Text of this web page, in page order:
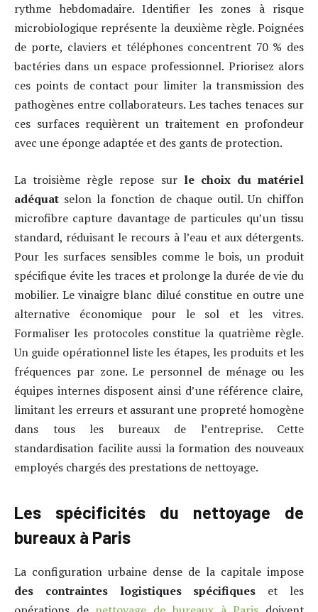
rythme hebdomadaire. Identifier les zones à risque
microbiologique représente la deuxième règle. Poignées
de porte, claviers et téléphones concentrent 70 % des
bactéries dans un espace professionnel. Priorisez alors
ces points de contact pour limiter la transmission des
pathogènes entre collaborateurs. Les taches tenaces sur
ces surfaces requièrent un traitement en profondeur
avec une éponge adaptée et des gants de protection.
La troisième règle repose sur le choix du matériel
adéquat selon la fonction de chaque outil. Un chiffon
microfibre capture davantage de particules qu’un tissu
standard, réduisant le recours à l’eau et aux détergents.
Pour les surfaces sensibles comme le bois, un produit
spécifique évite les traces et prolonge la durée de vie du
mobilier. Le vinaigre blanc dilué constitue en outre une
alternative économique pour le sol et les vitres.
Formaliser les protocoles constitue la quatrième règle.
Un guide opérationnel liste les étapes, les produits et les
fréquences par zone. Le personnel de ménage ou les
équipes internes disposent ainsi d’une référence claire,
limitant les erreurs et assurant une propreté homogène
dans tous les bureaux de l’entreprise. Cette
standardisation facilite aussi la formation des nouveaux
employés chargés des prestations de nettoyage.
Les spécificités du nettoyage de
bureaux à Paris
La configuration urbaine dense de la capitale impose
des contraintes logistiques spécifiques et les